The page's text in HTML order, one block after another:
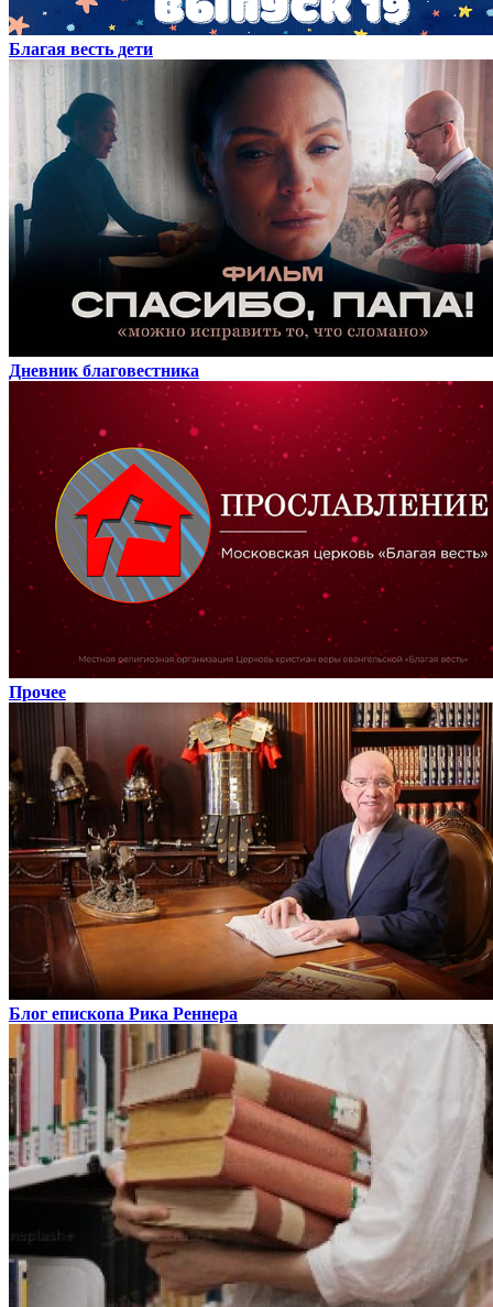
Благая весть дети
Дневник благовестника
Прочее
Блог епископа Рика Реннера